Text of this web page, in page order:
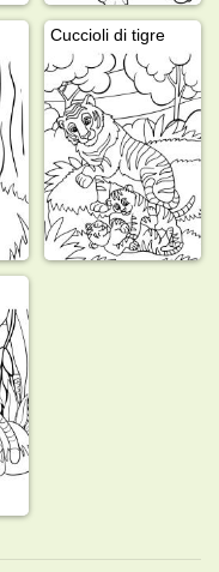
Cuccioli di tigre